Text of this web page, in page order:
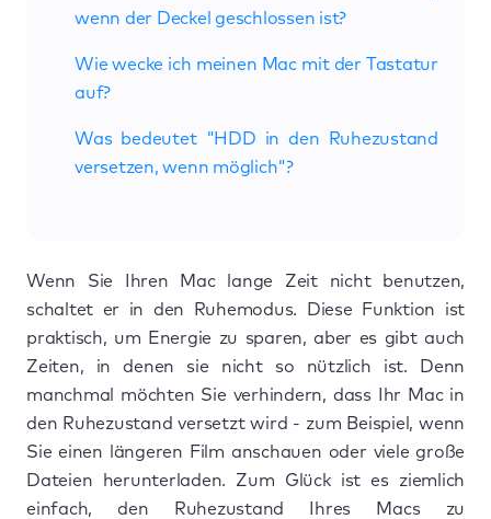
wenn der Deckel geschlossen ist?
Wie wecke ich meinen Mac mit der Tastatur
auf?
Was bedeutet "HDD in den Ruhezustand
versetzen, wenn möglich"?
Wenn Sie Ihren Mac lange Zeit nicht benutzen,
schaltet er in den Ruhemodus. Diese Funktion ist
praktisch, um Energie zu sparen, aber es gibt auch
Zeiten, in denen sie nicht so nützlich ist. Denn
manchmal möchten Sie verhindern, dass Ihr Mac in
den Ruhezustand versetzt wird - zum Beispiel, wenn
Sie einen längeren Film anschauen oder viele große
Dateien herunterladen. Zum Glück ist es ziemlich
einfach, den Ruhezustand Ihres Macs zu